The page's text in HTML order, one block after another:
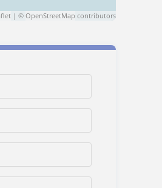
| © OpenStreetMap contributors